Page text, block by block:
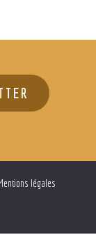
Mentions légales